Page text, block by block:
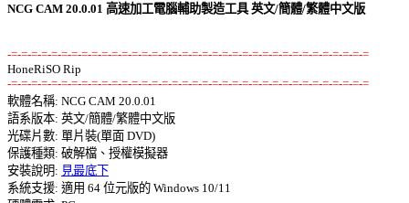
NCG CAM 20.0.01 高速加工電腦輔助製造工具 英文/簡體/繁體中文版
-=-=-=-=-=-=-=-=-=-=-=-=-=-=-=-=-=-=-=-=-=-=-=-=-=-=-=-=-=-=-=-=-=-=-=-=
-=-=-=-=-=-=-=-=-=-=-=-=-=-=-=-=-=-=-=-=-=-=-=-=-=-=-=-=-=-=-=-=-=-=-=-=
軟體名稱: NCG CAM 20.0.01
語系版本: 英文/簡體/繁體中文版
光碟片數: 單片裝(單面 DVD)
保護種類: 破解檔、授權模擬器
安裝說明: 見最底下
系統支援: 適用 64 位元版的 Windows 10/11